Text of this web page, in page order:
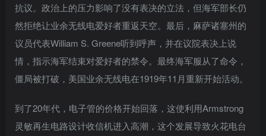
抗议。政治上的压力影响了没有表决的立法，但海军部长仍
然拒绝让业余无线电爱好者重返天空。最后，麻萨诸塞州的
议员代表William S. Greene听到呼声，并在议院表决上说
情，指示海军结束对爱好者的禁令。最终海军服从了命令，
僵局被打破，美国业余无线电在1919年11月重新开始活动。
到了20年代，电子管的价格开始回落，这使利用Armstrong
灵敏再生电路设计收信机进入高潮，这个发展导致火花电台